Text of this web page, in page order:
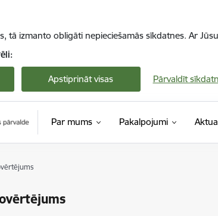
tā izmanto obligāti nepieciešamās sīkdatnes. Ar
Apstiprināt visas Pārvaldīt
Par mums Pakalpojumi